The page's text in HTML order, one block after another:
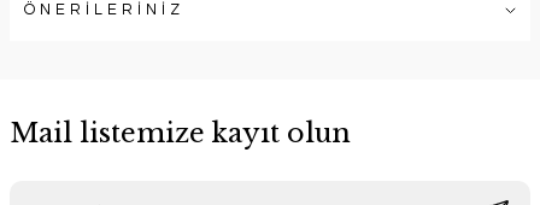
ÖNERİLERİNİZ
Mail listemize kayıt olun